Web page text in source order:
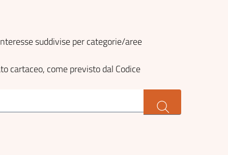
suddivise per categorie/aree
cartaceo, come previsto dal Codice